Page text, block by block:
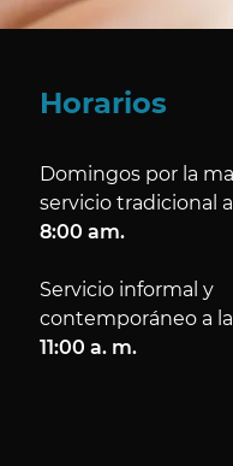
Horarios
Domingos por la
servicio tradicional
8:00 am.
Servicio informal y
contemporáneo a
11:00 a. m.